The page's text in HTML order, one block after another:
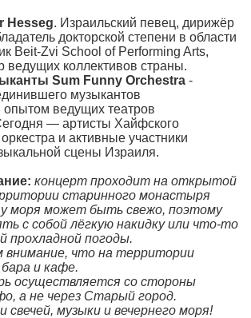
Hesseg. Израильский певец, дирижёр
докторской степени в области
Beit-Zvi School of Performing Arts,
ведущих коллективов страны.
Sum Funny Orchestra -
музыкантов
опытом ведущих театров
— артисты Хайфского
и активные участники
сцены Израиля.
концерт проходит на открытой
старинного монастыря
у моря может быть свежо, поэтому
с собой лёгкую накидку или что-то
прохладной погоды.
внимание, что на территории
и кафе.
осуществляется со стороны
а не через Старый город.
свечей, музыки и вечернего моря!